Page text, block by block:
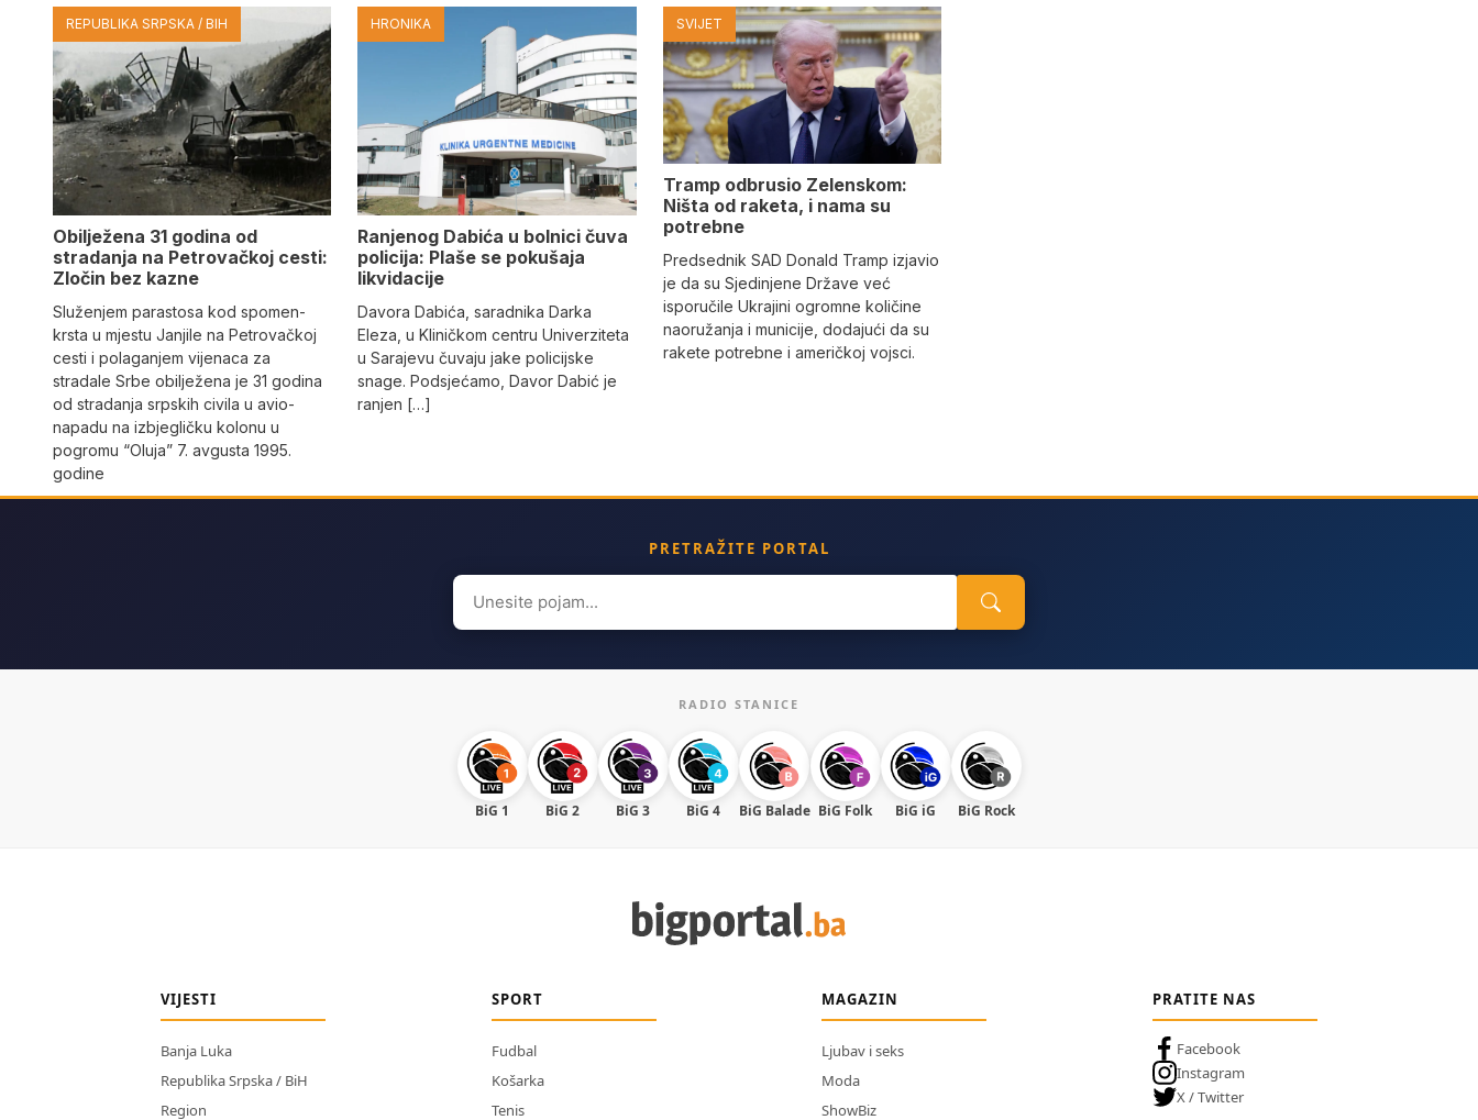
REPUBLIKA SRPSKA / BIH
Obilježena 31 godina od
stradanja na Petrovačkoj cesti:
Zločin bez kazne
Služenjem parastosa kod spomen-
krsta u mjestu Janjile na Petrovačkoj
cesti i polaganjem vijenaca za
stradale Srbe obilježena je 31 godina
od stradanja srpskih civila u avio-
napadu na izbjegličku kolonu u
pogromu “Oluja” 7. avgusta 1995.
godine
HRONIKA
Ranjenog Dabića u bolnici čuva
policija: Plaše se pokušaja
likvidacije
Davora Dabića, saradnika Darka
Eleza, u Kliničkom centru Univerziteta
u Sarajevu čuvaju jake policijske
snage. Podsjećamo, Davor Dabić je
ranjen […]
SVIJET
Tramp odbrusio Zelenskom:
Ništa od raketa, i nama su
potrebne
Predsednik SAD Donald Tramp izjavio
je da su Sjedinjene Države već
isporučile Ukrajini ogromne količine
naoružanja i municije, dodajući da su
rakete potrebne i američkoj vojsci.
PRETRAŽITE PORTAL
Search
for:
RADIO STANICE
BiG 1 BiG 2 BiG 3 BiG 4 BiG Balade BiG Folk BiG iG BiG Rock
VIJESTI
Banja Luka
Republika Srpska / BiH
Region
SPORT
Fudbal
Košarka
Tenis
MAGAZIN
Ljubav i seks
Moda
ShowBiz
PRATITE NAS
Facebook
Instagram
X / Twitter